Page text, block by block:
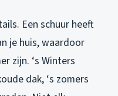
Een schuur heeft
je huis, waardoor
zijn. ‘s Winters
dak, ‘s zomers